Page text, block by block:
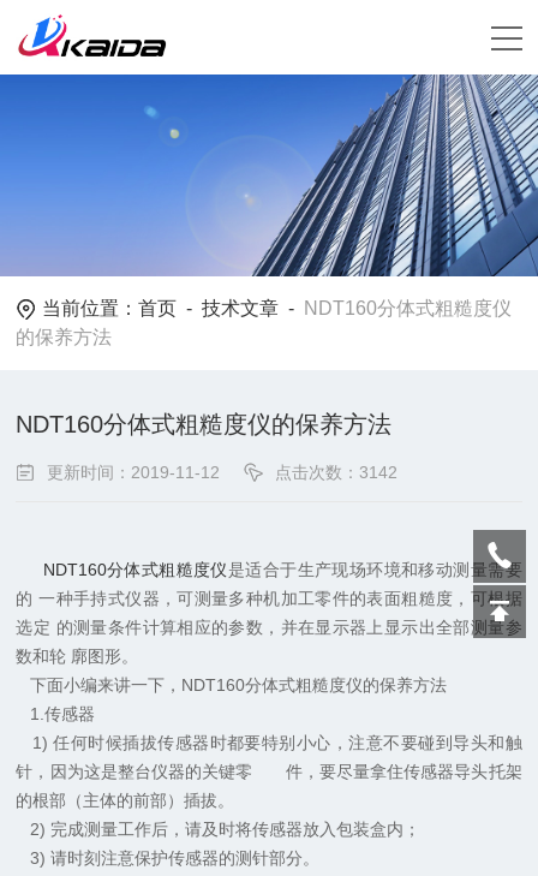
当前位置：首页 -技术文章 - NDT160分体式粗糙度仪
的保养方法
NDT160分体式粗糙度仪的保养方法
更新时间：2019-11-12 点击次数：3142
NDT160分体式粗糙度仪是适合于生产现场环境和移动测量需要
的 一种手持式仪器，可测量多种机加工零件的表面粗糙度，可根据
选定 的测量条件计算相应的参数，并在显示器上显示出全部测量参
数和轮 廓图形。
下面小编来讲一下，NDT160分体式粗糙度仪的保养方法
1.传感器
1) 任何时候插拔传感器时都要特别小心，注意不要碰到导头和触
针，因为这是整台仪器的关键零 件，要尽量拿住传感器导头托架
的根部（主体的前部）插拔。
2) 完成测量工作后，请及时将传感器放入包装盒内；
3) 请时刻注意保护传感器的测针部分。